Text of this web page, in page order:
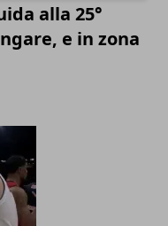
alla 25°
e in zona